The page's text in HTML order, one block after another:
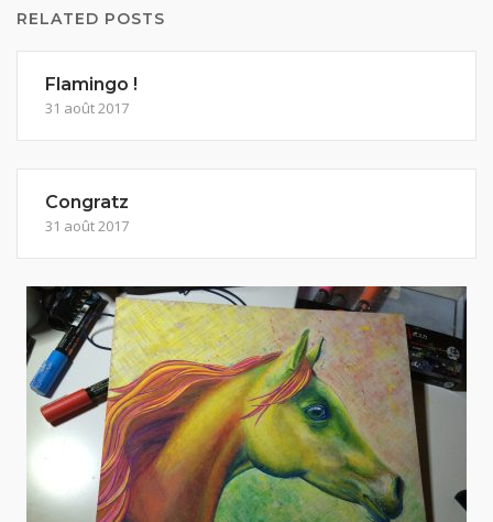
RELATED POSTS
Flamingo !
31 août 2017
Congratz
31 août 2017